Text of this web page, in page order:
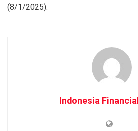
(8/1/2025).
Indonesia